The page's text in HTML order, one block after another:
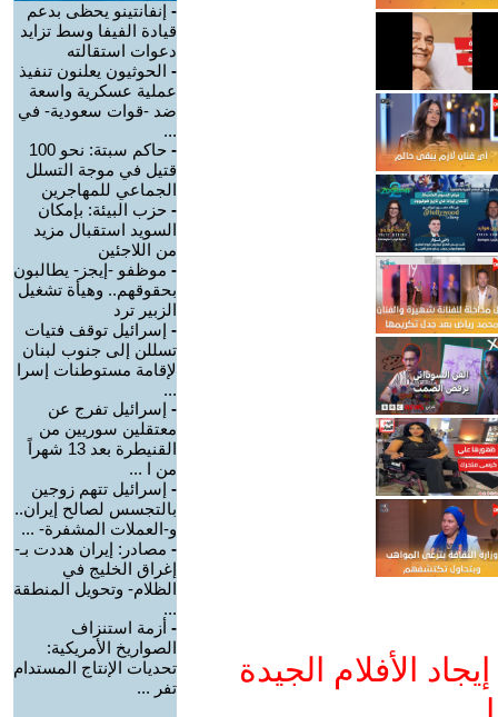
الأفلام الجيدة
- إنفانتينو يحظى بدعم
قيادة الفيفا وسط تزايد
دعوات استقالته
- الحوثيون يعلنون تنفيذ
عملية عسكرية واسعة
ضد -قوات سعودية- في
...
-
حاكم سبتة: نحو 100
قتيل في موجة التسلل
الجماعي للمهاجرين
- حزب البيئة: بإمكان
السويد استقبال مزيد
من اللاجئين
- موظفو -إيجز- يطالبون
بحقوقهم.. وهيأة تشغيل
الزبير ترد
- إسرائيل توقف فتيات
تسللن إلى جنوب لبنان
لإقامة مستوطنات إسرا
...
- إسرائيل تفرج عن
معتقلين سوريين من
القنيطرة بعد 13 شهراً
من ا ...
- إسرائيل تتهم زوجين
بالتجسس لصالح إيران..
و-العملات المشفرة- ...
- مصادر: إيران هددت بـ-
إغراق الخليج في
الظلام- وتحويل المنطقة
...
- أزمة استنزاف
الصواريخ الأمريكية:
تحديات الإنتاج المستدام
تفر ...